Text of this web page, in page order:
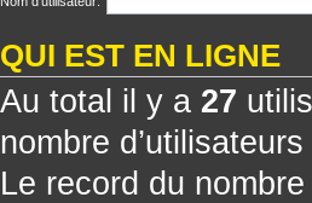
QUI EST EN LIGNE
Au total il y a 27
nombre
Le record du